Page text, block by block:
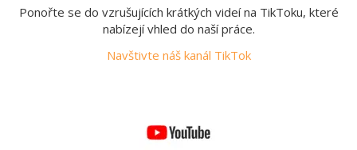
Ponořte se do vzrušujících krátkých videí na TikToku, které
nabízejí vhled do naší práce.
Navštivte náš kanál TikTok